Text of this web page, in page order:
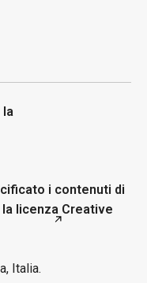
i contenuti di
licenza Creative
Italia.